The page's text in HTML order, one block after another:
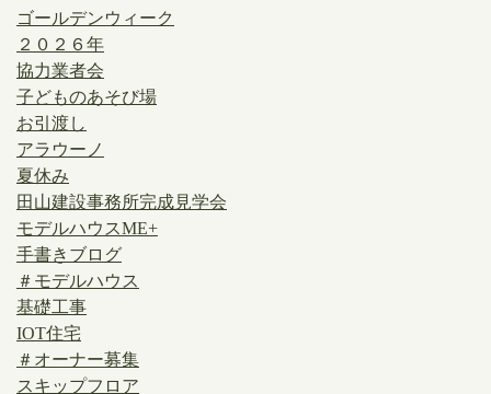
ゴールデンウィーク
２０２６年
協力業者会
子どものあそび場
お引渡し
アラウーノ
夏休み
田山建設事務所完成見学会
モデルハウスME+
手書きブログ
＃モデルハウス
基礎工事
IOT住宅
＃オーナー募集
スキップフロア